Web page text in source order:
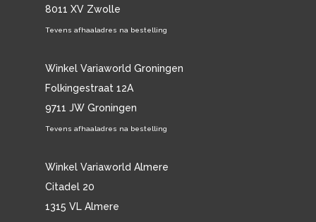
8011 XV Zwolle
Tevens afhaaladres na bestelling
Winkel Variaworld Groningen
Folkingestraat 12A
9711 JW Groningen
Tevens afhaaladres na bestelling
Winkel Variaworld Almere
Citadel 20
1315 VL Almere